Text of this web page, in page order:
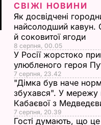
СВІЖІ НОВИНИ
Як досвідчені
найсолодший кавун.
й соковитої ягоди
8 серпня, 00.05
У Росії жорстоко
улюбленого героя
7 серпня, 23.42
"Дімка був наче
збухався". У мережу
Кабаєвої з
7 серпня, 20.39
Гості думають, що